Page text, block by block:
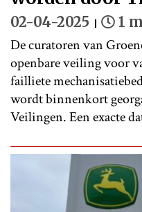
02-04-2025 1
De curatoren van
openbare veiling voor
failliete
wordt binnenkort
Veilingen. Een exacte